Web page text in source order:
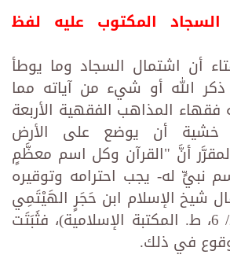
المكتوب عليه لفظ
أن اشتمال السجاد وما يوطأ
الله أو شيء من آياته مما
المذاهب الفقهية الأربعة
خشية أن يوضع على الأرض
أنَّ "القرآن وكل اسم معظَّمٍ
نبيٍّ له- يجب احترامه وتوقيره
شيخ الإسلام ابن حَجَرٍ الهَيْتَمِي
في "الفتاوى" (2/ 6، ط. المكتبة الإسلامية)، فثَبَتَت
في ذلك.